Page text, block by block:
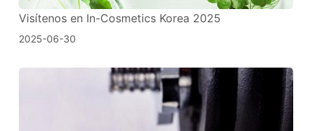
Visítenos en In-Cosmetics Korea 2025
2025-06-30